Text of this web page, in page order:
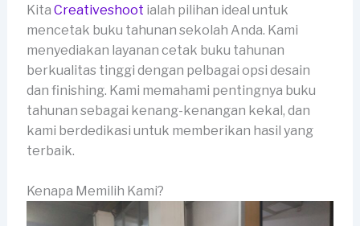
Kita Creativeshoot ialah pilihan ideal untuk
mencetak buku tahunan sekolah Anda. Kami
menyediakan layanan cetak buku tahunan
berkualitas tinggi dengan pelbagai opsi desain
dan finishing. Kami memahami pentingnya buku
tahunan sebagai kenang-kenangan kekal, dan
kami berdedikasi untuk memberikan hasil yang
terbaik.
Kenapa Memilih Kami?